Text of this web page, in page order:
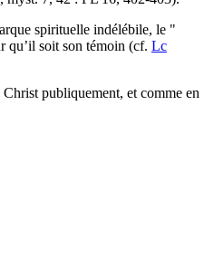
spirituelle indélébile, le "
qu’il soit son témoin (cf. Lc
publiquement, et comme en